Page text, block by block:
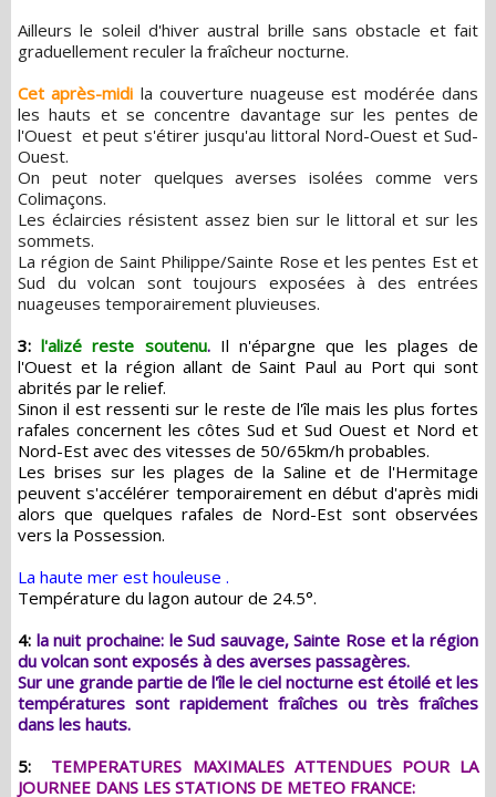
Ailleurs le soleil d'hiver austral brille sans obstacle et fait
graduellement reculer la fraîcheur nocturne.
Cet après-midi la couverture nuageuse est modérée dans
les hauts et se concentre davantage sur les pentes de
l'Ouest et peut s'étirer jusqu'au littoral Nord-Ouest et Sud-
Ouest.
On peut noter quelques averses isolées comme vers
Colimaçons.
Les éclaircies résistent assez bien sur le littoral et sur les
sommets.
La région de Saint Philippe/Sainte Rose et les pentes Est et
Sud du volcan sont toujours exposées à des entrées
nuageuses temporairement pluvieuses.
3:l'alizé reste soutenu. Il n'épargne que les plages de
l'Ouest et la région allant de Saint Paul au Port qui sont
abrités par le relief.
Sinon il est ressenti sur le reste de l'île mais les plus fortes
rafales concernent les côtes Sud et Sud Ouest et Nord et
Nord-Est avec des vitesses de 50/65km/h probables.
Les brises sur les plages de la Saline et de l'Hermitage
peuvent s'accélérer temporairement en début d'après midi
alors que quelques rafales de Nord-Est sont observées
vers la Possession.
La haute mer est houleuse .
Température du lagon autour de 24.5°.
4: la nuit prochaine: le Sud sauvage, Sainte Rose et la région
du volcan sont exposés à des averses passagères.
Sur une grande partie de l'île le ciel nocturne est étoilé et les
températures sont rapidement fraîches ou très fraîches
dans les hauts.
5:
TEMPERATURES MAXIMALES ATTENDUES POUR LA
JOURNEE DANS LES STATIONS DE METEO FRANCE: